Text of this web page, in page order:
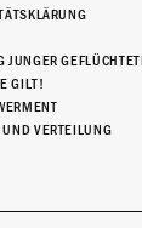
JUNGER
GILT!
VERTEILUNG